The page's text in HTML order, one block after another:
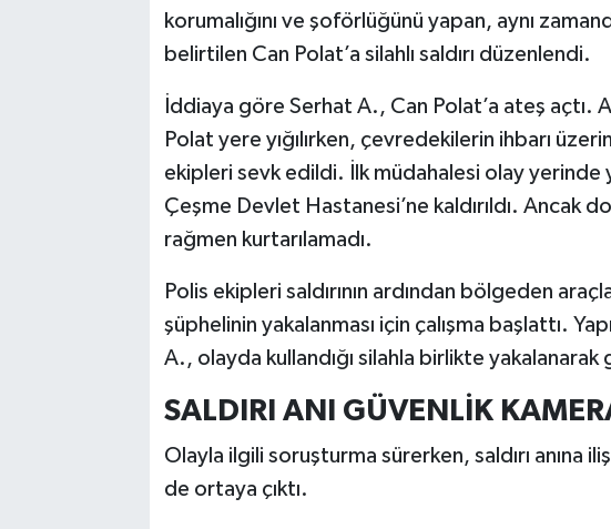
korumalığını ve şoförlüğünü yapan, aynı
belirtilen Can Polat’a silahlı saldırı düzenlendi.
İddiaya göre Serhat A., Can Polat’a ateş açtı.
Polat yere yığılırken, çevredekilerin ihbarı
ekipleri sevk edildi. İlk müdahalesi olay yerinde
Çeşme Devlet Hastanesi’ne kaldırıldı. Ancak
rağmen kurtarılamadı.
Polis ekipleri saldırının ardından bölgeden
şüphelinin yakalanması için çalışma başlattı.
A., olayda kullandığı silahla birlikte yakalanarak
SALDIRI ANI GÜVENLİK
Olayla ilgili soruşturma sürerken, saldırı anına
de ortaya çıktı.